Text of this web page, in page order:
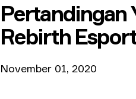
Pertandingan
Rebirth
November 01, 2020